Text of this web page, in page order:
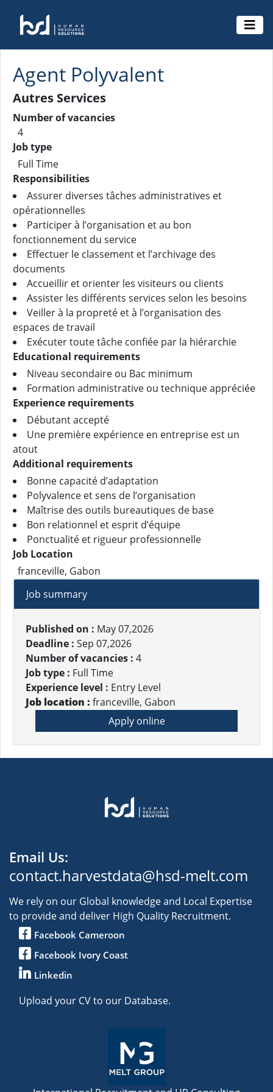
Agent Polyvalent
Autres Services
Number of vacancies
4
Job type
Full Time
Responsibilities
Assurer diverses tâches administratives et
opérationnelles
Participer à l’organisation et au bon
fonctionnement du service
Effectuer le classement et l’archivage des
documents
Accueillir et orienter les visiteurs ou clients
Assister les différents services selon les besoins
Veiller à la propreté et à l’organisation des
espaces de travail
Exécuter toute tâche confiée par la hiérarchie
Educational requirements
Niveau secondaire ou Bac minimum
Formation administrative ou technique appréciée
Experience requirements
Débutant accepté
Une première expérience en entreprise est un
atout
Additional requirements
Bonne capacité d’adaptation
Polyvalence et sens de l’organisation
Maîtrise des outils bureautiques de base
Bon relationnel et esprit d’équipe
Ponctualité et rigueur professionnelle
Job Location
franceville, Gabon
Job summary
Published on : May 07,2026
Deadline : Sep 07,2026
Number of vacancies : 4
Job type : Full Time
Experience level : Entry Level
Job location : franceville, Gabon
Apply online
Email Us:
contact.harvestdata@hsd-melt.com
We rely on our Global knowledge and Local Expertise
to provide and deliver High Quality Recruitment.
Facebook Cameroon
Facebook Ivory Coast
Linkedin
Upload your CV to our Database.